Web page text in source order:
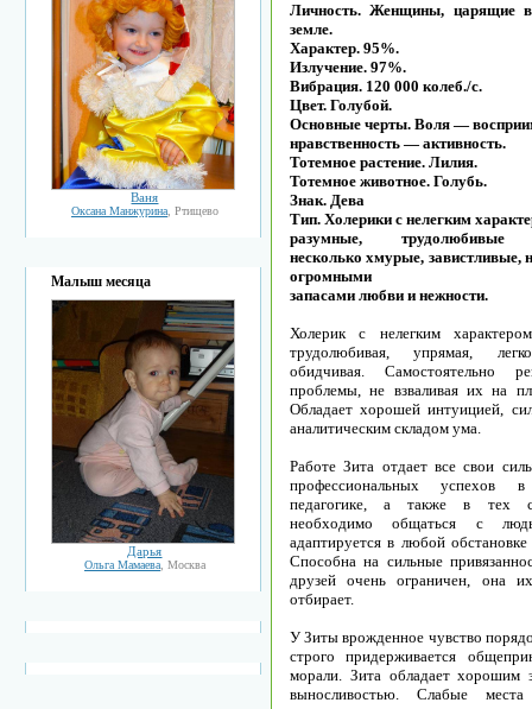
Ваня
Оксана Манжурина, Ртищево
Малыш месяца
Дарья
Ольга Мамаева, Москва
Личность. Женщины, царящие
земле.
Характер. 95%.
Излучение. 97%.
Вибрация. 120 000 колеб./с.
Цвет. Голубой.
Основные черты. Воля —
нравственность — активность.
Тотемное растение. Лилия.
Тотемное животное. Голубь.
Знак. Дева
Тип. Холерики с нелегким
разумные, трудолюбивые
несколько хмурые, завистливые,
огромными
запасами любви и нежности.
Холерик с нелегким
трудолюбивая, упрямая,
обидчивая. Самостоятельно
проблемы, не взваливая их на
Обладает хорошей интуицией,
аналитическим складом ума.
Работе Зита отдает все свои
профессиональных успехов
педагогике, а также в тех
необходимо общаться с
адаптируется в любой
Способна на сильные
друзей очень ограничен, она
отбирает.
У Зиты врожденное чувство
строго придерживается
морали. Зита обладает хорошим
выносливостью. Слабые места